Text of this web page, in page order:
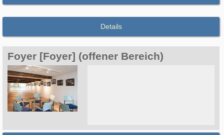
Details
Foyer [Foyer] (offener Bereich)